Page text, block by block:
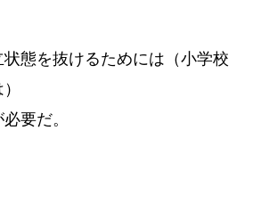
態を抜けるためには（小学校
要だ。